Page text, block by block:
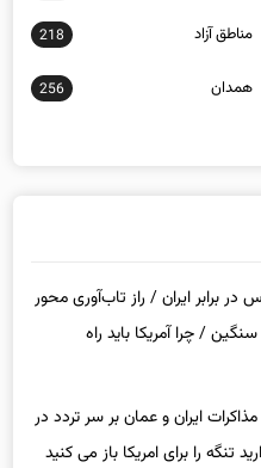
مناطق آزاد 218
همدان 256
برابر ایران / راز تاب‌آوری محور
/ چرا آمریکا باید راه
ایران و عمان بر سر تردد در
تنگه را برای امریکا باز می کنید